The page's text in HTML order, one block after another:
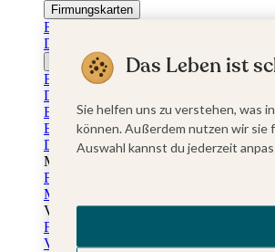
Firmungskarten
Einladungskarten Firmung
Dankeskarten Firmung
Jugendweihekarten
Einladungskarten Jugendweihe
Dankeskarten Jugendweihe
Einschulungskarten
Einladungskarten Einschulung
Danksagung Einschulung
Muttertag
Fotogeschenke Muttertag
Muttertagskarten
Vatertag
Fotogeschenke Vatertag
Vatertagskarten
Das Leben ist
Sie helfen uns zu verstehen, was
können. Außerdem nutzen wir
Auswahl kannst du jederzeit